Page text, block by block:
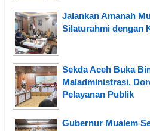
Jalankan Amanah
Silaturahmi dengan
Sekda Aceh Buka
Maladministrasi,
Pelayanan Publik
Gubernur Mualem